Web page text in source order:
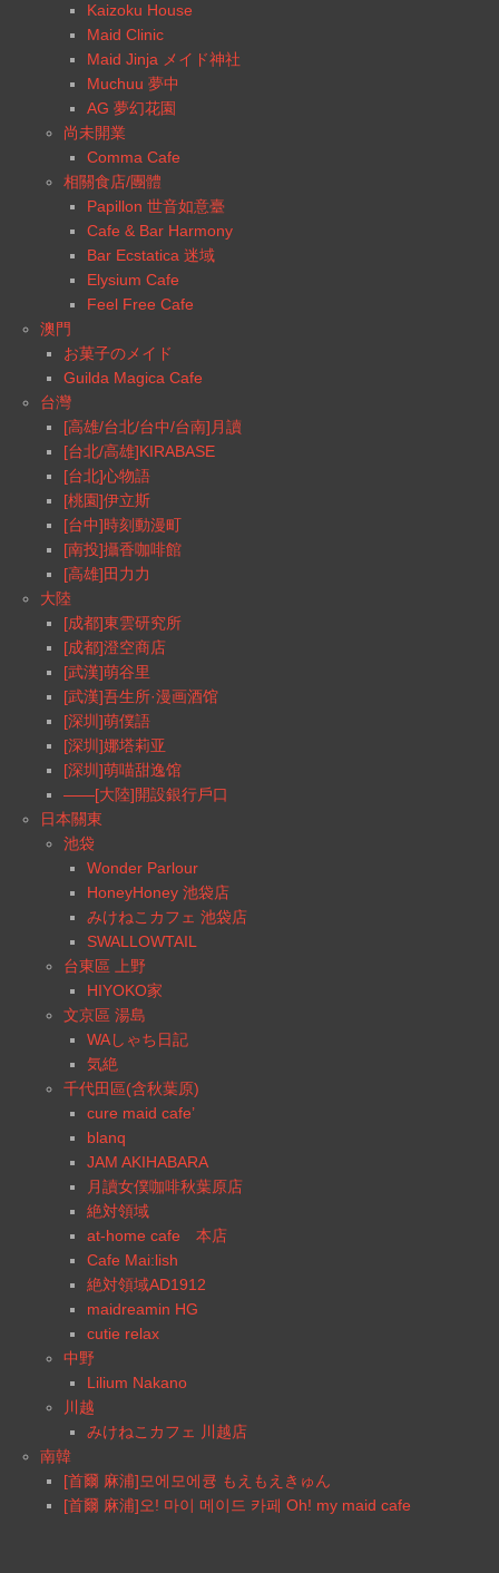
Kaizoku House
Maid Clinic
Maid Jinja メイド神社
Muchuu 夢中
AG 夢幻花園
尚未開業
Comma Cafe
相關食店/團體
Papillon 世音如意臺
Cafe & Bar Harmony
Bar Ecstatica 迷域
Elysium Cafe
Feel Free Cafe
澳門
お菓子のメイド
Guilda Magica Cafe
台灣
[高雄/台北/台中/台南]月讀
[台北/高雄]KIRABASE
[台北]心物語
[桃園]伊立斯
[台中]時刻動漫町
[南投]攝香咖啡館
[高雄]田力力
大陸
[成都]東雲研究所
[成都]澄空商店
[武漢]萌谷里
[武漢]吾生所·漫画酒馆
[深圳]萌僕語
[深圳]娜塔莉亚
[深圳]萌喵甜逸馆
——[大陸]開設銀行戶口
日本關東
池袋
Wonder Parlour
HoneyHoney 池袋店
みけねこカフェ 池袋店
SWALLOWTAIL
台東區 上野
HIYOKO家
文京區 湯島
WAしゃち日記
気絶
千代田區(含秋葉原)
cure maid cafe’
blanq
JAM AKIHABARA
月讀女僕咖啡秋葉原店
絶対領域
at-home cafe 本店
Cafe Mai:lish
絶対領域AD1912
maidreamin HG
cutie relax
中野
Lilium Nakano
川越
みけねこカフェ 川越店
南韓
[首爾 麻浦]모에모에큥 もえもえきゅん
[首爾 麻浦]오! 마이 메이드 카페 Oh! my maid cafe